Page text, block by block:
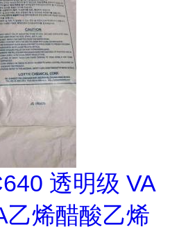
透明级 VA
乙烯醋酸乙烯